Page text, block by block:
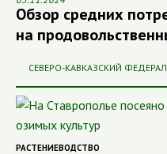
Обзор средних
на
СЕВЕРО-КАВКАЗСКИЙ
РАСТЕНИЕВОДСТВО